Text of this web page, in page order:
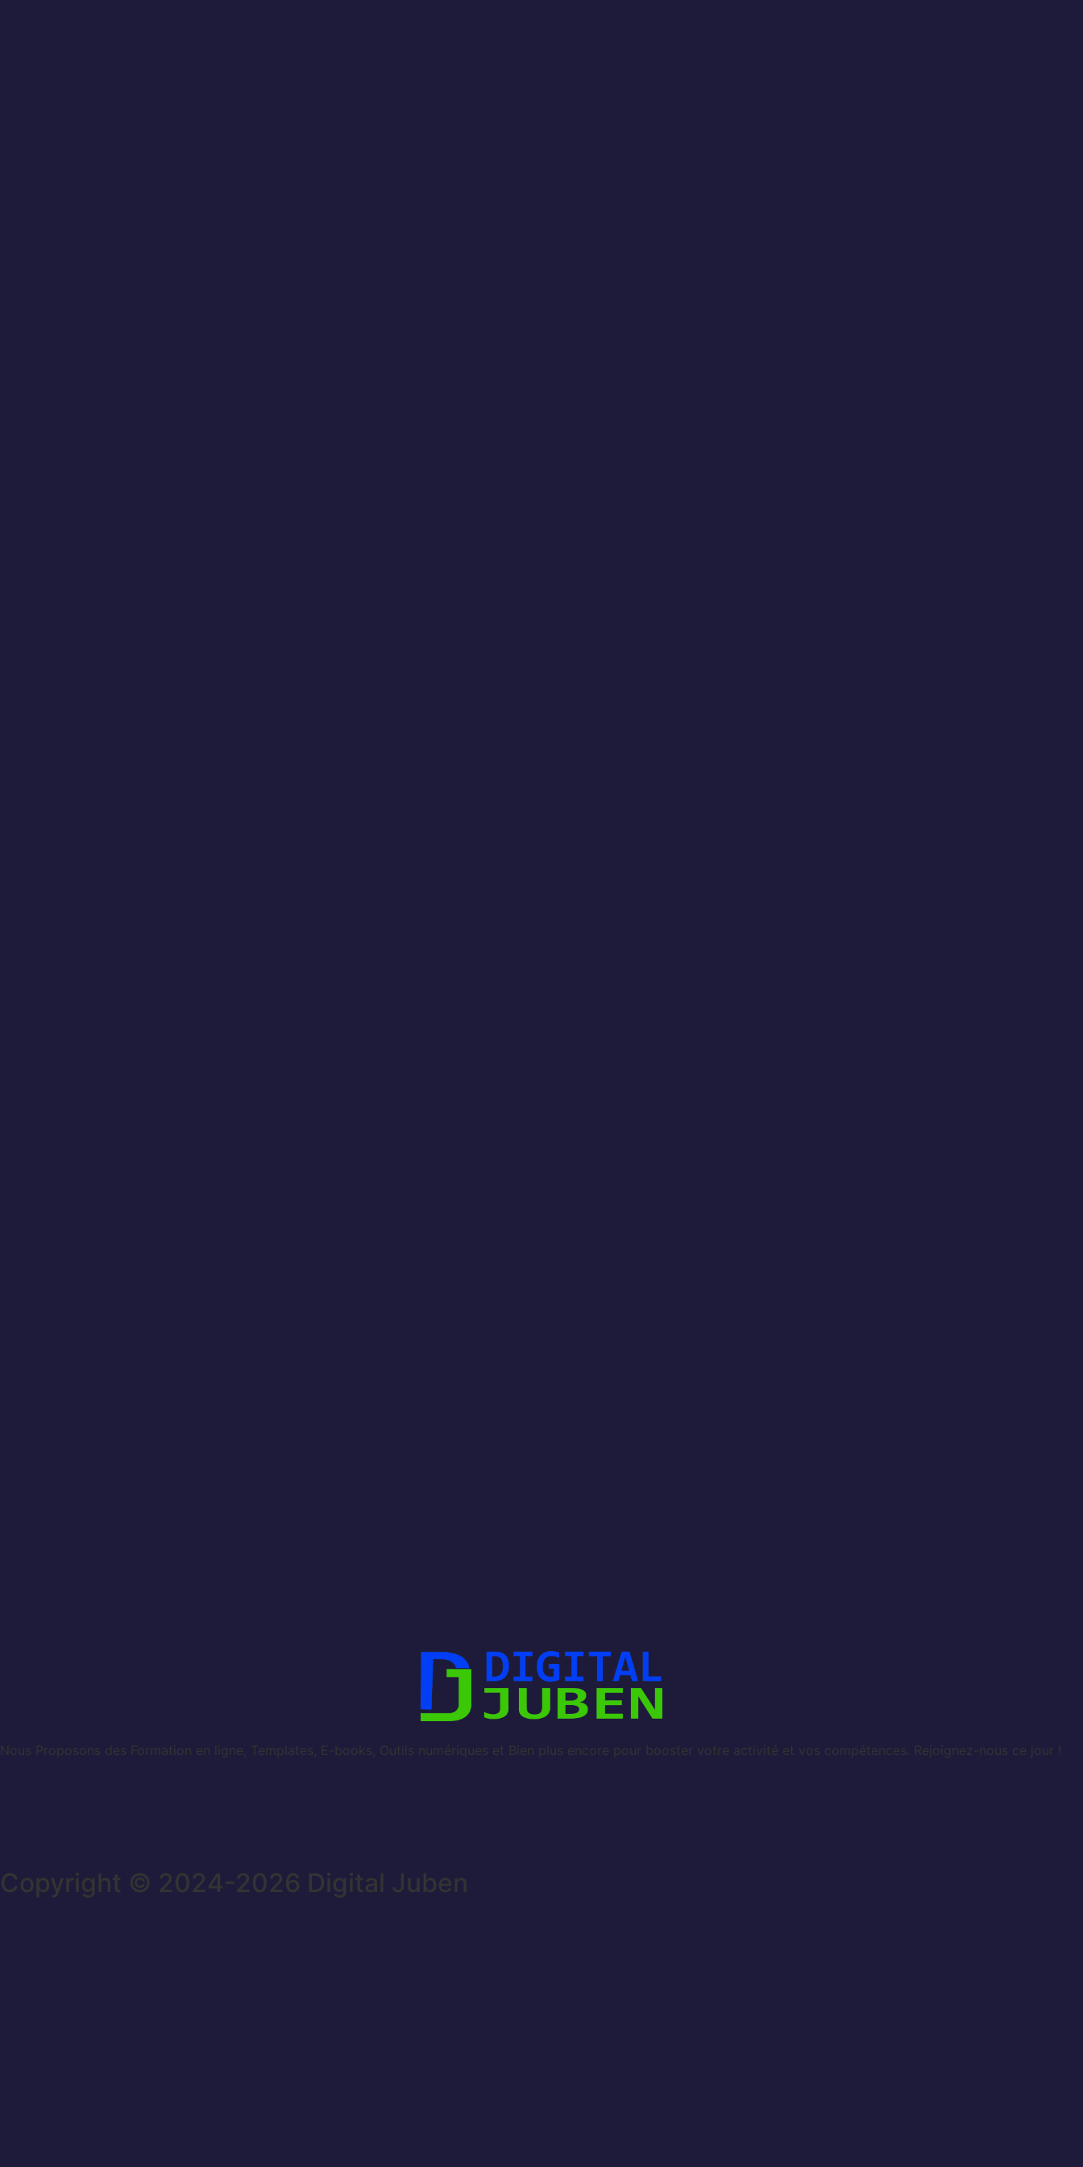
Nous Proposons des Formation en ligne, Templates, E-books, Outils numériques et Bien plus encore pour booster votre activité et vos compétences. Rejoignez-nous ce jour !
Copyright © 2024-2026 Digital Juben